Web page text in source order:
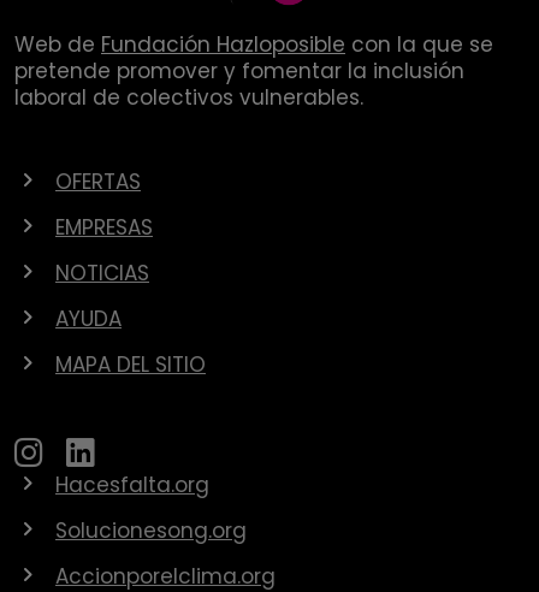
Web de Fundación Hazloposible con la que se
pretende promover y fomentar la inclusión
laboral de colectivos vulnerables.
OFERTAS
EMPRESAS
NOTICIAS
AYUDA
MAPA DEL SITIO
Hacesfalta.org
Solucionesong.org
Accionporelclima.org